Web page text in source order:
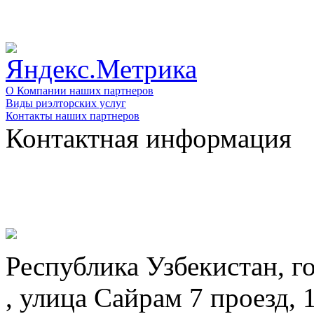
О Компании наших партнеров
Виды риэлторских услуг
Контакты наших партнеров
Контактная информация
Республика Узбекистан,
, улица Сайрам 7 проезд,